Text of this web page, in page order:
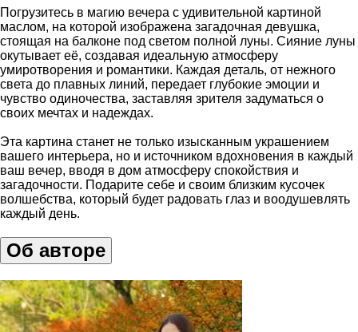
Погрузитесь в магию вечера с удивительной картиной
маслом, на которой изображена загадочная девушка,
стоящая на балконе под светом полной луны. Сияние луны
окутывает её, создавая идеальную атмосферу
умиротворения и романтики. Каждая деталь, от нежного
света до плавных линий, передает глубокие эмоции и
чувство одиночества, заставляя зрителя задуматься о
своих мечтах и надеждах.
Эта картина станет не только изысканным украшением
вашего интерьера, но и источником вдохновения в каждый
ваш вечер, вводя в дом атмосферу спокойствия и
загадочности. Подарите себе и своим близким кусочек
волшебства, который будет радовать глаз и воодушевлять
каждый день.
Об авторе